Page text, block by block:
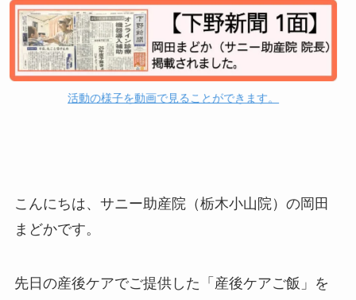
活動の様子を動画で見ることができます。
こんにちは、サニー助産院（栃木小山院）の岡田
まどかです。
先日の産後ケアでご提供した「産後ケアご飯」を